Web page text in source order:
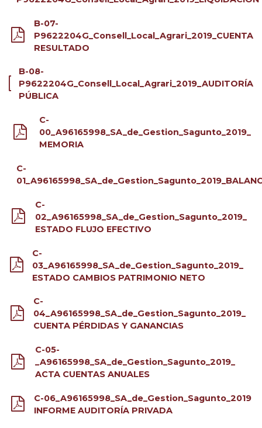
B-07-
P9622204G_Consell_Local_Agrari_2019_CUENTA
RESULTADO
B-08-
P9622204G_Consell_Local_Agrari_2019_AUDITORÍA
PÚBLICA
C-
00_A96165998_SA_de_Gestion_Sagunto_2019_
MEMORIA
C-
C-
02_A96165998_SA_de_Gestion_Sagunto_2019_
ESTADO FLUJO EFECTIVO
C-
03_A96165998_SA_de_Gestion_Sagunto_2019_
ESTADO CAMBIOS PATRIMONIO NETO
C-
04_A96165998_SA_de_Gestion_Sagunto_2019_
CUENTA PÉRDIDAS Y GANANCIAS
C-05-
_A96165998_SA_de_Gestion_Sagunto_2019_
ACTA CUENTAS ANUALES
C-06_A96165998_SA_de_Gestion_Sagunto_2019
INFORME AUDITORÍA PRIVADA